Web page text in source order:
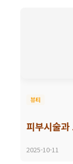
뷰티
피부시술
2025-10-11